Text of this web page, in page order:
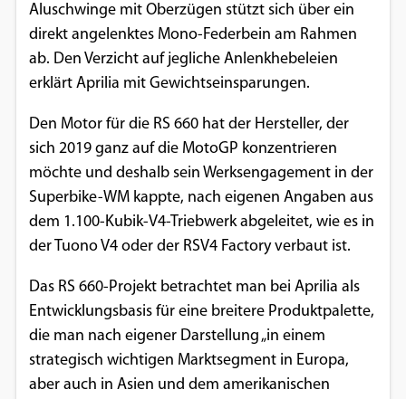
Aluschwinge mit Oberzügen stützt sich über ein
direkt angelenktes Mono-Federbein am Rahmen
ab. Den Verzicht auf jegliche Anlenkhebeleien
erklärt Aprilia mit Gewichtseinsparungen.
Den Motor für die RS 660 hat der Hersteller, der
sich 2019 ganz auf die MotoGP konzentrieren
möchte und deshalb sein Werksengagement in der
Superbike-WM kappte, nach eigenen Angaben aus
dem 1.100-Kubik-V4-Triebwerk abgeleitet, wie es in
der Tuono V4 oder der RSV4 Factory verbaut ist.
Das RS 660-Projekt betrachtet man bei Aprilia als
Entwicklungsbasis für eine breitere Produktpalette,
die man nach eigener Darstellung „in einem
strategisch wichtigen Marktsegment in Europa,
aber auch in Asien und dem amerikanischen
Vimeo
Google Maps
Anbieter:
Google